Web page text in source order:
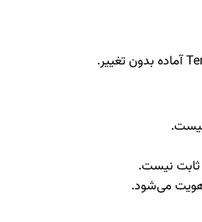
نیست.
می‌شود.